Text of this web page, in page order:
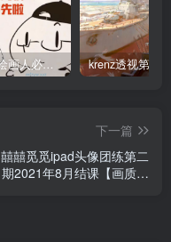
抖抖抖村 绘画人必备习惯2020【画质不错】
下一篇
囍囍觅觅ipad头像团练第二
期2021年8月结课【画质高